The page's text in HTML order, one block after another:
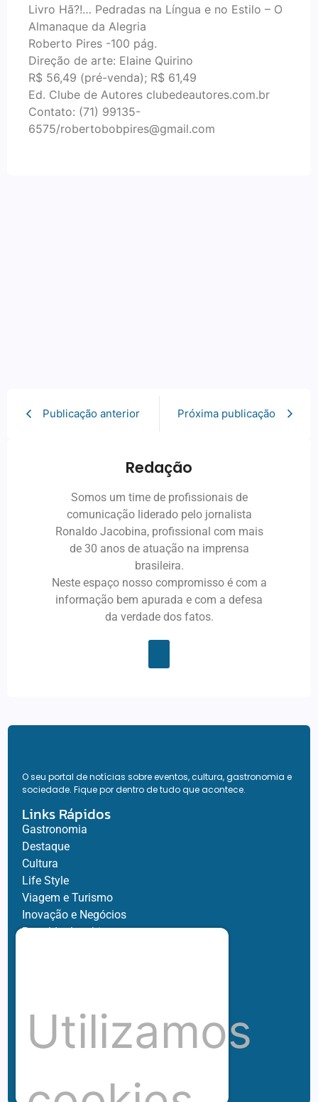
Livro Hã?!… Pedradas na Língua e no Estilo – O
Almanaque da Alegria
Roberto Pires -100 pág.
Direção de arte: Elaine Quirino
R$ 56,49 (pré-venda); R$ 61,49
Ed. Clube de Autores clubedeautores.com.br
Contato: (71) 99135-
6575/robertobobpires@gmail.com
Publicação anterior Próxima publicação
Redação
Somos um time de profissionais de
comunicação liderado pelo jornalista
Ronaldo Jacobina, profissional com mais
de 30 anos de atuação na imprensa
brasileira.
Neste espaço nosso compromisso é com a
informação bem apurada e com a defesa
da verdade dos fatos.
O seu portal de notícias sobre eventos, cultura, gastronomia e
sociedade. Fique por dentro de tudo que acontece.
Links Rápidos
Gastronomia
Destaque
Cultura
Life Style
Viagem e Turismo
Inovação e Negócios
Ronaldo Jacobina
Hubnexxo
Redes
Utilizamos